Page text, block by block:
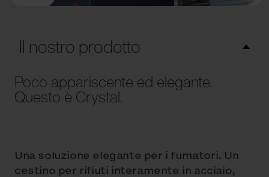
Il nostro prodotto
Poco appariscente ed elegante.
Questo è Crystal.
Una soluzione elegante per i fumatori. Un
cestino per rifiuti interamente in acciaio,